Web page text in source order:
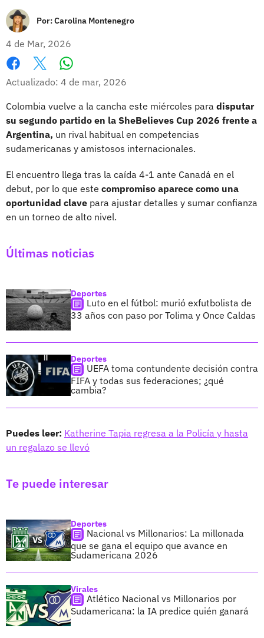
Por:Carolina Montenegro
4 de Mar, 2026
Facebook
X
Actualizado: 4 de mar, 2026
Colombia vuelve a la cancha este miércoles para disputar
su segundo partido en la SheBelieves Cup 2026 frente a
Argentina, un rival habitual en competencias
sudamericanas y amistosos internacionales.
El encuentro llega tras la caída 4-1 ante Canadá en el
debut, por lo que este compromiso aparece como una
oportunidad clave para ajustar detalles y sumar confianza
en un torneo de alto nivel.
Últimas noticias
Deportes
Luto en el fútbol: murió exfutbolista de
33 años con paso por Tolima y Once Caldas
Deportes
UEFA toma contundente decisión contra
FIFA y todas sus federaciones; ¿qué
cambia?
Puedes leer: Katherine Tapia regresa a la Policía y hasta
un regalazo se llevó
Te puede interesar
Deportes
Nacional vs Millonarios: La millonada
que se gana el equipo que avance en
Sudamericana 2026
Virales
Atlético Nacional vs Millonarios por
Sudamericana: la IA predice quién ganará